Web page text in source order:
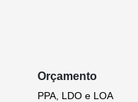
Orçamento
PPA, LDO e LOA